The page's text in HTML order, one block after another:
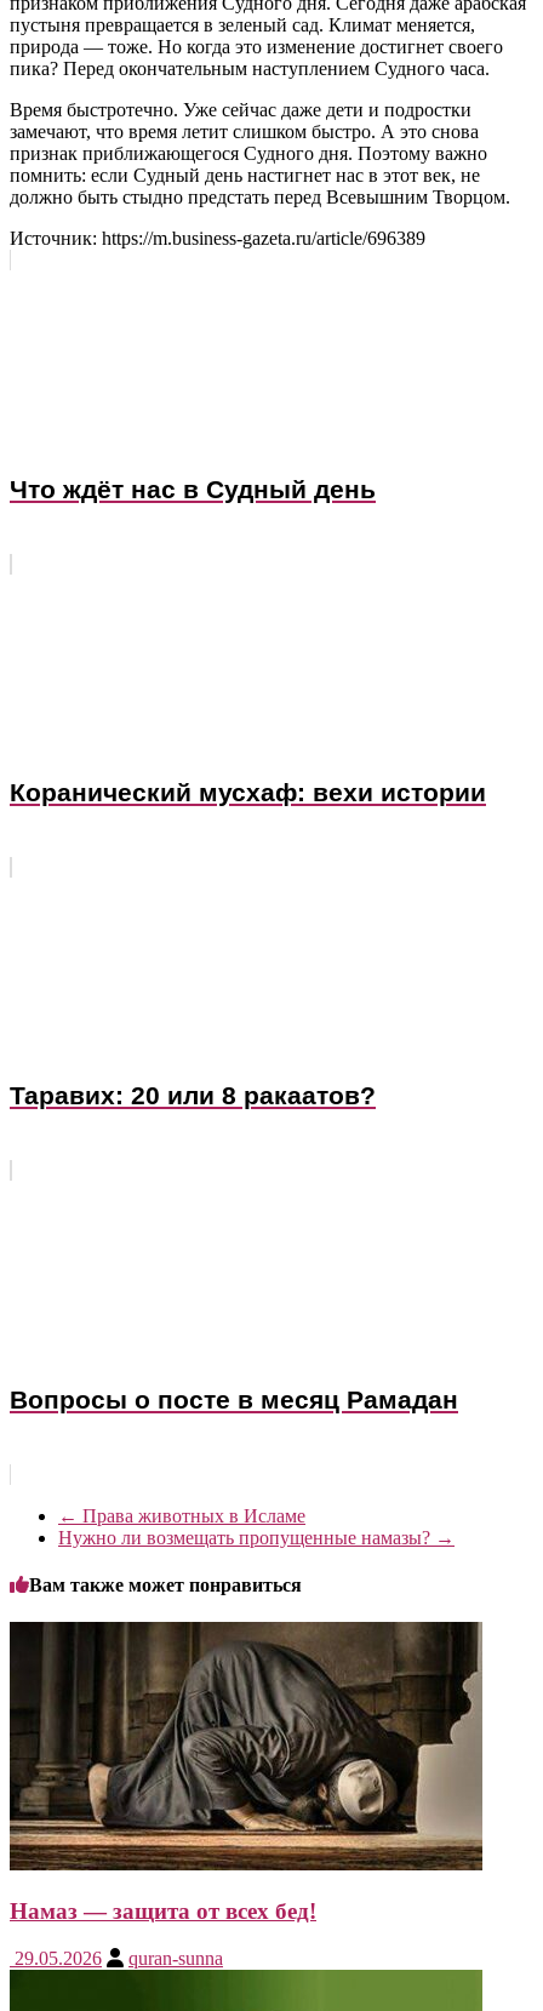
пустыня превращается в зеленый сад. Климат меняется,
природа — тоже. Но когда это изменение достигнет своего
пика? Перед окончательным наступлением Судного часа.
Время быстротечно. Уже сейчас даже дети и подростки
замечают, что время летит слишком быстро. А это снова
признак приближающегося Судного дня. Поэтому важно
помнить: если Судный день настигнет нас в этот век, не
должно быть стыдно предстать перед Всевышним Творцом.
Источник: https://m.business-gazeta.ru/article/696389
Что ждёт нас в Судный день
Коранический мусхаф: вехи истории
Таравих: 20 или 8 ракаатов?
Вопросы о посте в месяц Рамадан
← Права животных в Исламе
Нужно ли возмещать пропущенные намазы? →
Вам также может понравиться
Намаз — защита от всех бед!
29.05.2026 quran-sunna